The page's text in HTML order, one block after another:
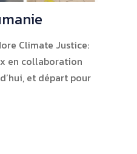
Climate Justice:
en collaboration
et départ pour